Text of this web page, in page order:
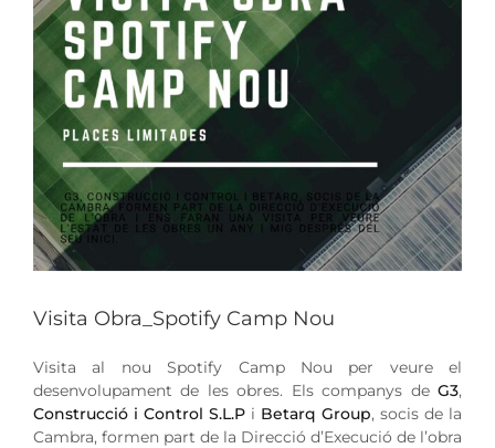
Visita Obra_Spotify Camp Nou
Visita al nou Spotify Camp Nou per veure el
desenvolupament de les obres. Els companys de G3,
Construcció i Control S.L.P i Betarq Group, socis de la
Cambra, formen part de la Direcció d’Execució de l’obra